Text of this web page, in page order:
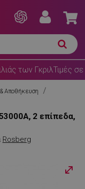
των ΓκριλΤιμές σε
Αποθήκευση
2 επίπεδα,
Rosberg